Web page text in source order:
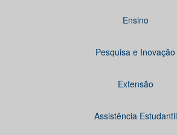
Ensino
Pesquisa e Inovação
Extensão
Assistência Estudantil